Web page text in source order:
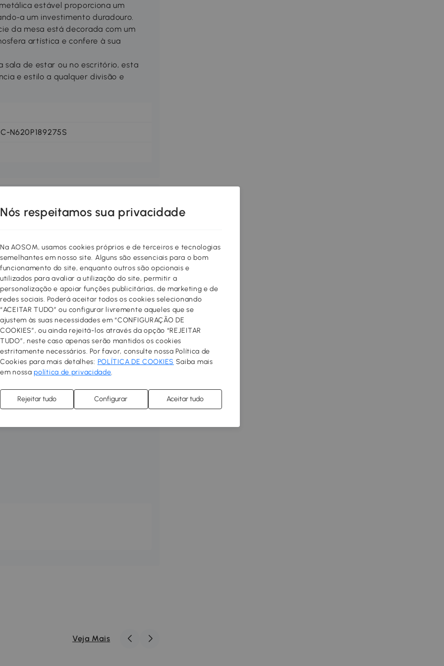
estável proporciona um
um investimento duradouro.
da mesa está decorada com um
artística e confere à sua
sala de estar ou no escritório, esta
e estilo a qualquer divisão e
N620P189275S
um fascinante padrão de
intemporal. O design único das
como também cria uma
de 100 cm e uma altura de
companhia ou como superfície de
e fiabilidade, enquanto o
focal com estilo na sua cozinha
Veja Mais
Nós respeitamos sua privacidade
Na AOSOM, usamos cookies próprios e de terceiros e tecnologias
semelhantes em nosso site. Alguns são essenciais para o bom
funcionamento do site, enquanto outros são opcionais e
utilizados para avaliar a utilização do site, permitir a
personalização e apoiar funções publicitárias, de marketing e de
redes sociais. Poderá aceitar todos os cookies selecionando
“ACEITAR TUDO” ou configurar livremente aqueles que se
ajustem às suas necessidades em “CONFIGURAÇÃO DE
COOKIES”, ou ainda rejeitá-los através da opção “REJEITAR
TUDO”, neste caso apenas serão mantidos os cookies
estritamente necessários. Por favor, consulte nossa Política de
Cookies para mais detalhes: POLÍTICA DE COOKIES Saiba mais
em nossapolítica de privacidade.
Rejeitar tudo Configurar Aceitar tudo